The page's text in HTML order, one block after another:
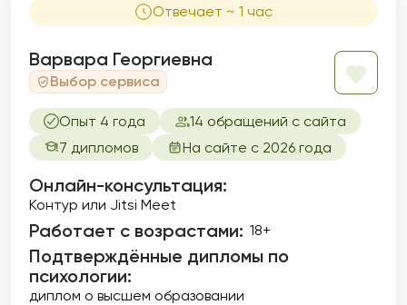
Отвечает ~ 1 час
Варвара Георгиевна
Выбор сервиса
Опыт 4 года
14 обращений с сайта
7 дипломов
На сайте с 2026 года
Онлайн-консультация:
Контур или Jitsi Meet
Работает с возрастами: 18+
Подтверждённые дипломы по
психологии:
диплом о высшем образовании